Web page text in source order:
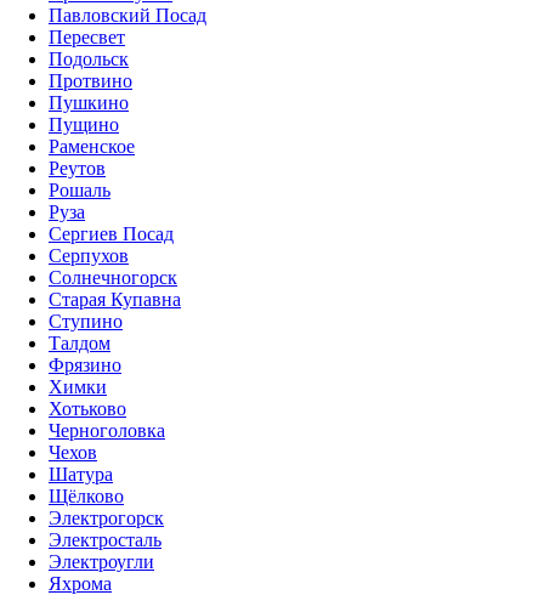
Павловский Посад
Пересвет
Подольск
Протвино
Пушкино
Пущино
Раменское
Реутов
Рошаль
Руза
Сергиев Посад
Серпухов
Солнечногорск
Старая Купавна
Ступино
Талдом
Фрязино
Химки
Хотьково
Черноголовка
Чехов
Шатура
Щёлково
Электрогорск
Электросталь
Электроугли
Яхрома